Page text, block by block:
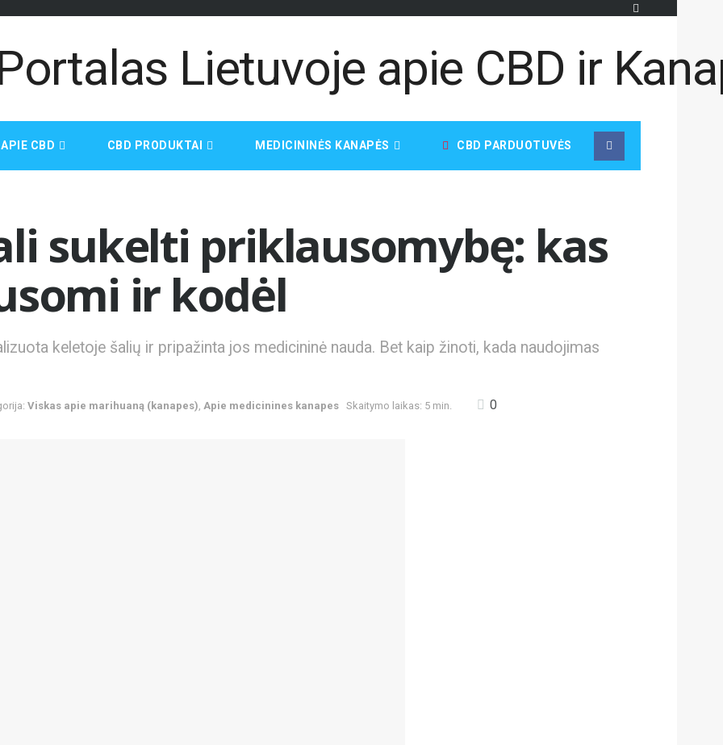
APIE CBD CBD PRODUKTAI MEDICININĖS KANAPĖS CBD PARDUOTUVĖS
sukelti priklausomybę: kas
ir kodėl
keletoje šalių ir pripažinta jos medicininė nauda. Bet kaip žinoti, kada naudojimas
Viskas apie marihuaną (kanapes), Apie medicinines kanapes Skaitymo laikas: 5 min. 0